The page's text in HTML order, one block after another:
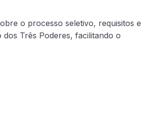
o processo seletivo, requisitos e
Três Poderes, facilitando o